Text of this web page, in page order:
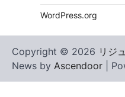
WordPress.org
Copyright © 2026 リジ
News by Ascendoor |